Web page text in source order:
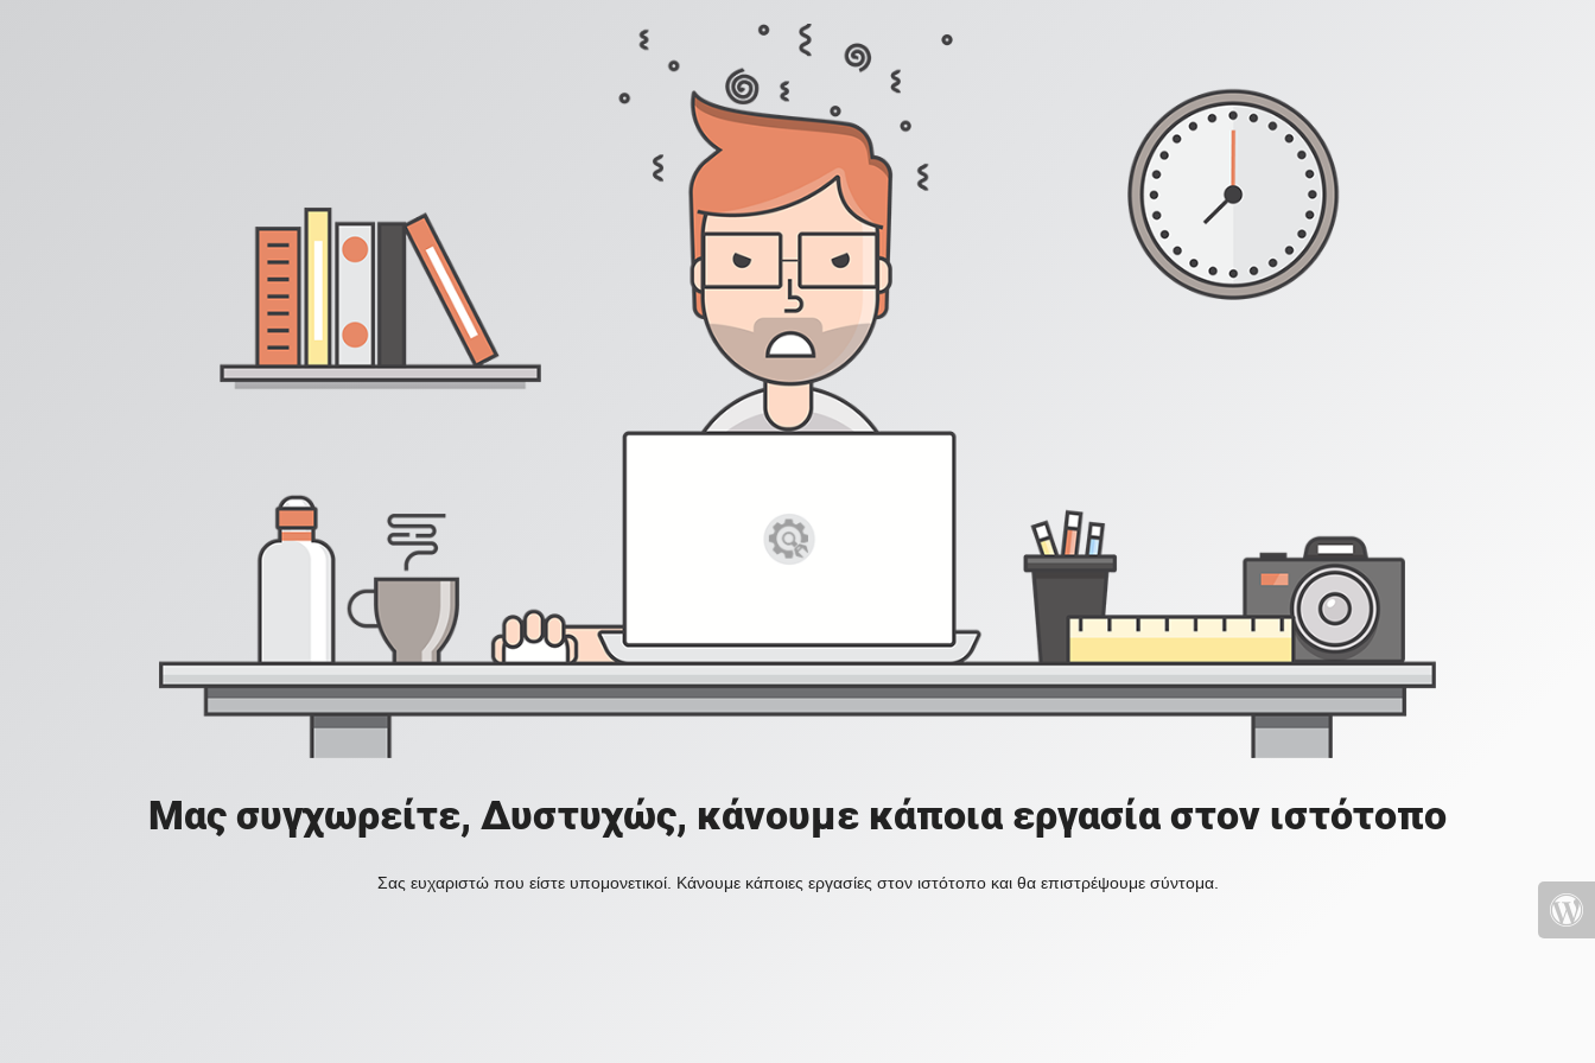
Μας συγχωρείτε, Δυστυχώς, κάνουμε κάποια εργασία στον ιστότοπο
Σας ευχαριστώ που είστε υπομονετικοί. Κάνουμε κάποιες εργασίες στον ιστότοπο και θα επιστρέψουμε σύντομα.